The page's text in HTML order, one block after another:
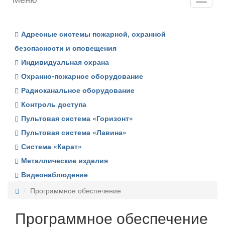
Адресные системы пожарной, охранной
безопасности и оповещения
Индивидуальная охрана
Охранно-пожарное оборудование
Радиоканальное оборудование
Контроль доступа
Пультовая система «Горизонт»
Пультовая система «Лавина»
Система «Карат»
Металлические изделия
Видеонаблюдение
Программное обеспечение
Программное обеспечение